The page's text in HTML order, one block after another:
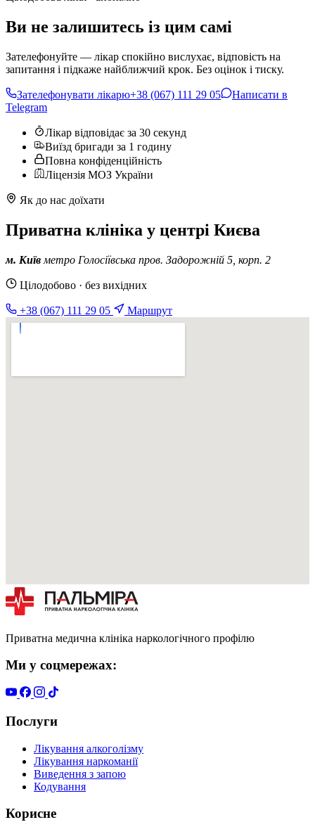
Ви не залишитесь із цим самі
Зателефонуйте — лікар спокійно вислухає, відповість на
запитання і підкаже найближчий крок. Без оцінок і тиску.
Зателефонувати лікарю+38 (067) 111 29 05
Написати в
Telegram
Лікар відповідає за 30 секунд
Виїзд бригади за 1 годину
Повна конфіденційність
Ліцензія МОЗ України
Як до нас доїхати
Приватна клініка у центрі Києва
м. Київ метро Голосіївська пров. Задорожній 5, корп. 2
Цілодобово · без вихідних
+38 (067) 111 29 05 Маршрут
Приватна медична клініка наркологічного профілю
Ми у соцмережах:
Послуги
Лікування алкоголізму
Лікування наркоманії
Виведення з запою
Кодування
Корисне